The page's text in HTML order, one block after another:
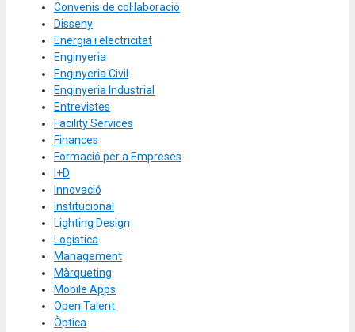
Convenis de col·laboració
Disseny
Energia i electricitat
Enginyeria
Enginyeria Civil
Enginyeria Industrial
Entrevistes
Facility Services
Finances
Formació per a Empreses
I+D
Innovació
Institucional
Lighting Design
Logística
Management
Màrqueting
Mobile Apps
Open Talent
Òptica